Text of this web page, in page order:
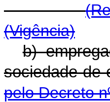
(Vigência)
b)
sociedade
pelo Decreto